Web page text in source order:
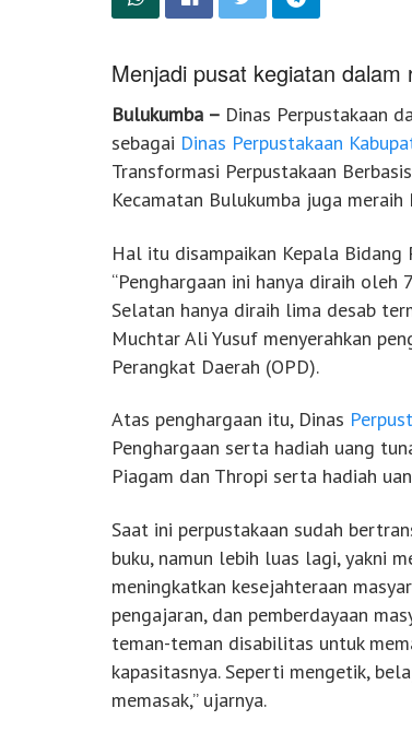
Menjadi pusat kegiatan
Bulukumba – Dinas Perpustakaan
sebagai Dinas Perpustakaan
Transformasi Perpustakaan
Kecamatan Bulukumba juga
Hal itu disampaikan Kepala Bidang
“Penghargaan ini hanya diraih
Selatan hanya diraih lima desab
Muchtar Ali Yusuf menyerahkan
Perangkat Daerah (OPD).
Atas penghargaan itu, Dinas
Penghargaan serta hadiah uang
Piagam dan Thropi serta hadiah
Saat ini perpustakaan sudah
buku, namun lebih luas lagi, yakni
meningkatkan kesejahteraan
pengajaran, dan pemberdayaan
teman-teman disabilitas untuk
kapasitasnya. Seperti mengetik,
memasak,” ujarnya.